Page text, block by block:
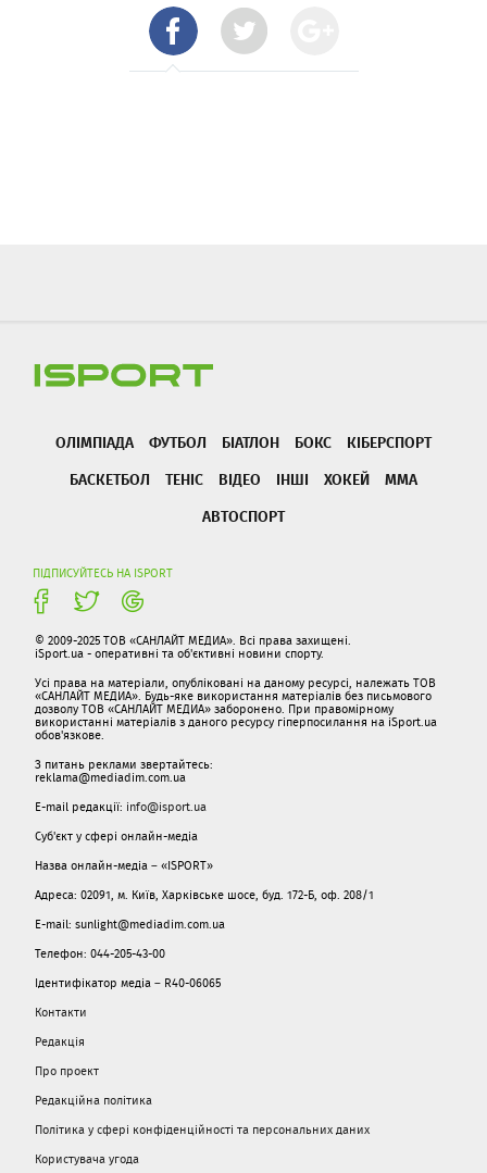
ОЛІМПІАДА ФУТБОЛ БІАТЛОН БОКС
КІБЕРСПОРТ
БАСКЕТБОЛ
ТЕНІС ВІДЕО ІНШІ ХОКЕЙ
ММА
АВТОСПОРТ
ПІДПИСУЙТЕСЬ НА ISPORT
© 2009-2025 ТОВ «САНЛАЙТ МЕДИА». Всі права захищені.
iSport.ua - оперативні та об'єктивні новини спорту.
Усі права на матеріали, опубліковані на даному ресурсі, належать ТОВ
«САНЛАЙТ МЕДИА». Будь-яке використання матеріалів без письмового
дозволу ТОВ «САНЛАЙТ МЕДИА» заборонено. При правомірному
використанні матеріалів з даного ресурсу гіперпосилання на iSport.ua
обов'язкове.
З питань реклами звертайтесь:
reklama@mediadim.com.ua
E-mail редакції: info@isport.ua
Суб'єкт у сфері онлайн-медіа
Назва онлайн-медіа – «ISPORT»
Адреса: 02091, м. Київ, Харківське шосе, буд. 172-Б, оф. 208/1
E-mail: sunlight@mediadim.com.ua
Телефон: 044-205-43-00
Ідентифікатор медіа – R40-06065
Контакти
Редакція
Про проект
Редакційна політика
Політика у сфері конфіденційності та персональних даних
Користувача угода